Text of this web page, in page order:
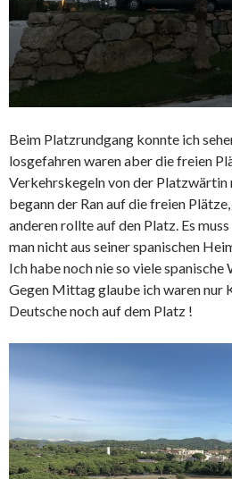
Beim Platzrundgang konnte ich
losgefahren waren aber die freien
Verkehrskegeln von der Platzwärtin
begann der Ran auf die freien
anderen rollte auf den Platz. Es
man nicht aus seiner spanischen
Ich habe noch nie so viele spanische
Gegen Mittag glaube ich waren nur
Deutsche noch auf dem Platz !